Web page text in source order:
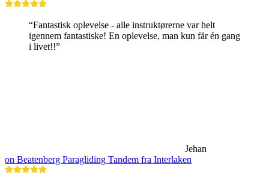
“Fantastisk oplevelse - alle instruktørerne var helt
igennem fantastiske! En oplevelse, man kun får én gang
i livet!!”
Jehan
on Beatenberg Paragliding Tandem fra Interlaken